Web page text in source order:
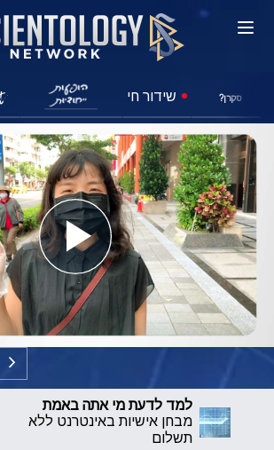
סקרן? שידור חי
Play
Video
למד לדעת מי אתה באמת
מבחן אישיות באינטרנט ללא
תשלום